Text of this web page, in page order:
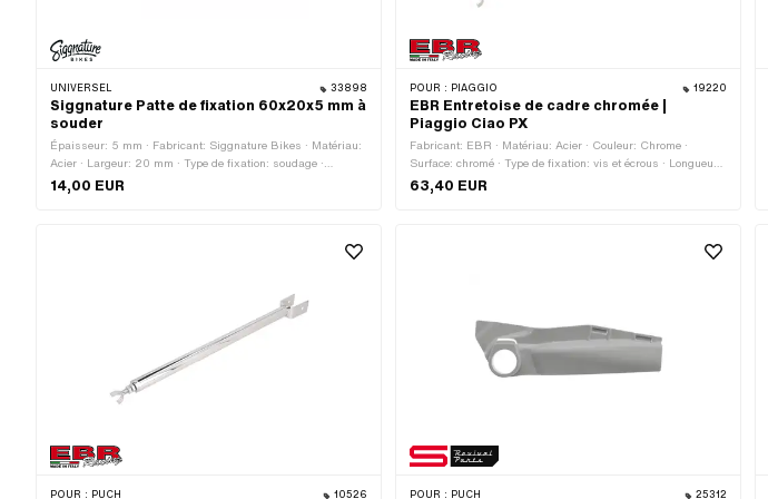
UNIVERSEL 33898
Siggnature Patte de fixation 60x20x5 mm à
souder
Épaisseur: 5 mm · Fabricant: Siggnature Bikes · Matériau:
Acier · Largeur: 20 mm · Type de fixation: soudage ·
Longueur totale: 60 mm · Ø trou de fixation: 5 mm
14,00 EUR
POUR : PIAGGIO 19220
EBR Entretoise de cadre chromée |
Piaggio Ciao PX
Fabricant: EBR · Matériau: Acier · Couleur: Chrome ·
Surface: chromé · Type de fixation: vis et écrous · Longueur
totale: 550 - 570 mm · Nombre de points de fixation: 2 pcs
63,40 EUR
POUR : PUCH 10526 POUR : PUCH 25312